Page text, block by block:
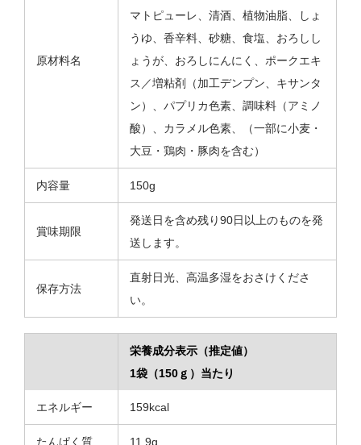
原材料名
マトピューレ、清酒、植物油脂、しょ
うゆ、香辛料、砂糖、食塩、おろしし
ょうが、おろしにんにく、ポークエキ
ス／増粘剤（加工デンプン、キサンタ
ン）、パプリカ色素、調味料（アミノ
酸）、カラメル色素、（一部に小麦・
大豆・鶏肉・豚肉を含む）
内容量 150g
賞味期限
発送日を含め残り90日以上のものを発
送します。
保存方法
直射日光、高温多湿をおさけくださ
い。
栄養成分表示（推定値）
1袋（150ｇ）当たり
エネルギー 159kcal
たんぱく質 11.9g